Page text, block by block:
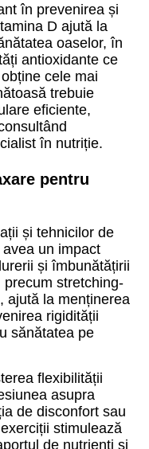
în prevenirea și
D ajută la
oaselor, în
antioxidante ce
cele mai
trebuie
eficiente,
în nutriție.
pentru
și tehnicilor de
un impact
și îmbunătățirii
stretching-
ajută la menținerea
rigidității
sănătatea pe
flexibilității
asupra
de disconfort sau
stimulează
de nutrienți și